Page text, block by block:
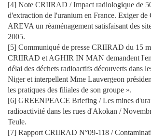
[4] Note CRIIRAD / Impact radiologique de
d'extraction de l'uranium en France. Exiger
AREVA un réaménagement satisfaisant des
2005.
[5] Communiqué de presse CRIIRAD du 15
CRIIRAD et AGHIR IN MAN demandent
délai des déchets radioactifs découverts dans
Niger et interpellent Mme Lauvergeon
les pratiques des filiales de son groupe ».
[6] GREENPEACE Briefing / Les mines
radioactivité dans les rues d'Akokan /
Teule.
[7] Rapport CRIIRAD N°09-118 /